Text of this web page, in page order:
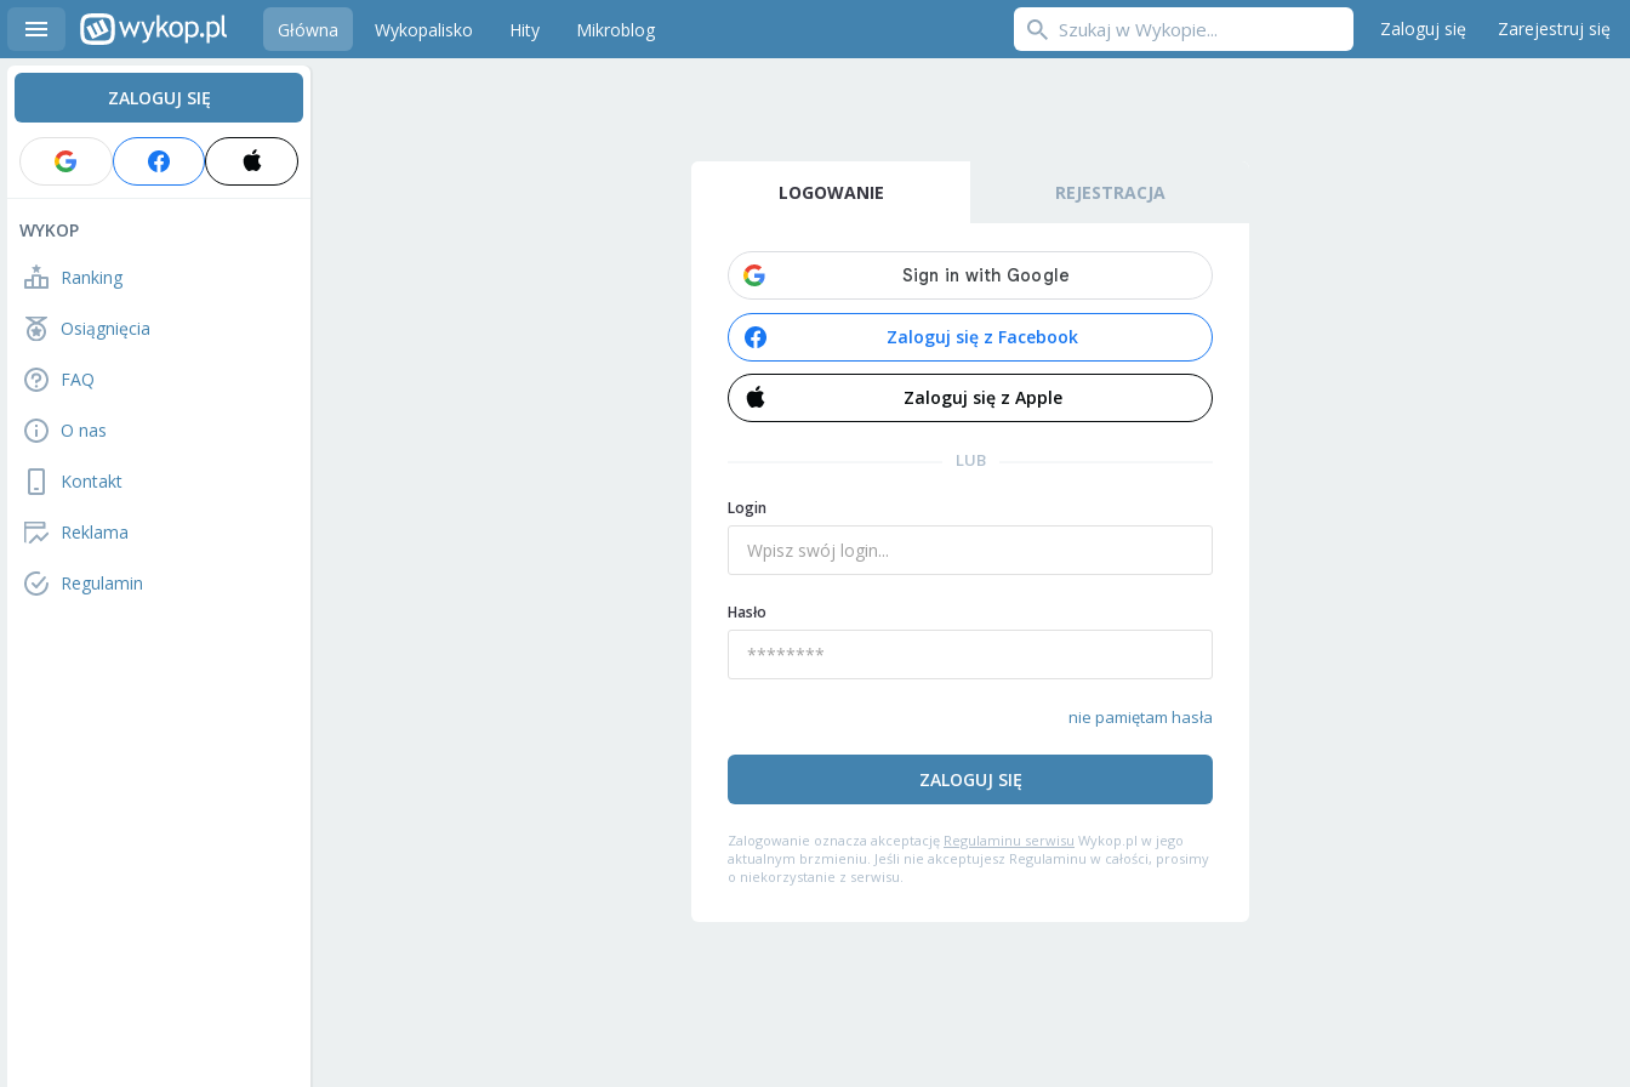
Główna Wykopalisko Hity Mikroblog Zaloguj się Zarejestruj się
ZALOGUJ SIĘ
WYKOP
Ranking
Osiągnięcia
FAQ
O nas
Kontakt
Reklama
Regulamin
LOGOWANIE REJESTRACJA
Zaloguj się z Facebook
Zaloguj się z Apple
LUB
Login
Hasło
nie pamiętam hasła
ZALOGUJ SIĘ
Zalogowanie oznacza akceptację Regulaminu serwisu Wykop.pl w jego
aktualnym brzmieniu. Jeśli nie akceptujesz Regulaminu w całości, prosimy
o niekorzystanie z serwisu.